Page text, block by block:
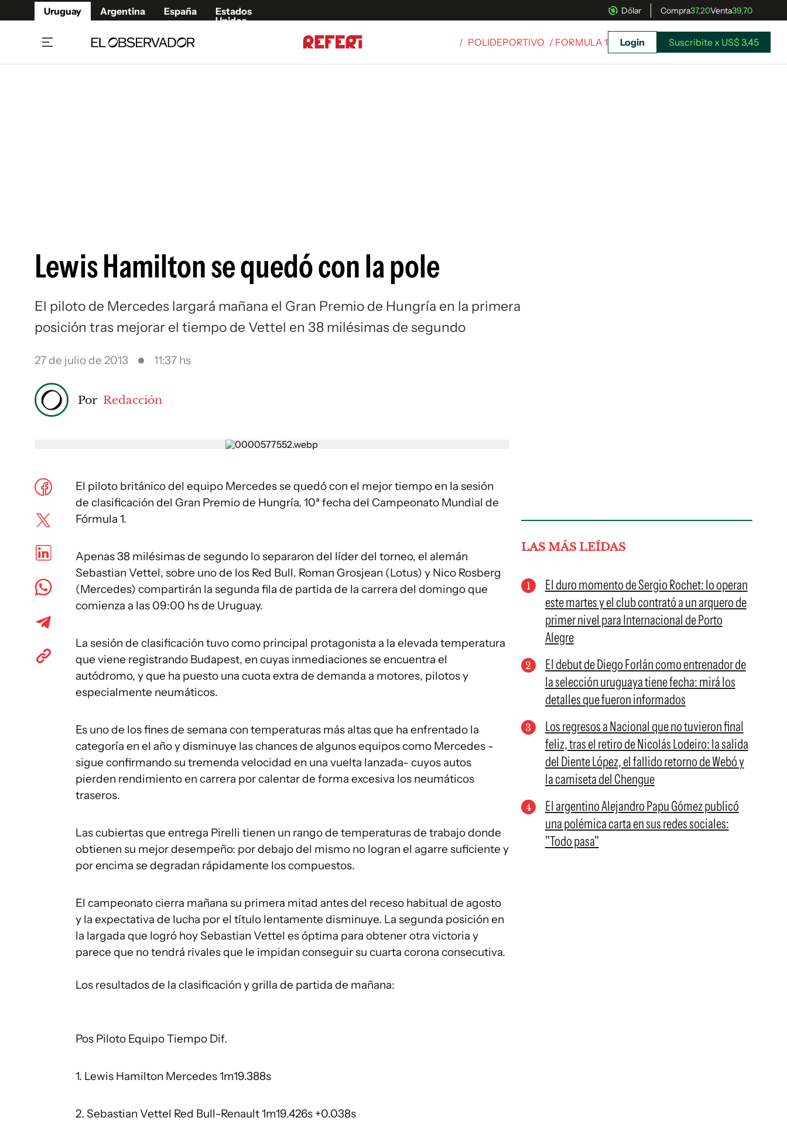
Uruguay Argentina España
Estados
Unidos
Dólar Compra37,20Venta39,70
/ POLIDEPORTIVO / FORMULA 1 Login Suscribite x US$ 3,45
Lewis Hamilton se quedó con la pole
El piloto de Mercedes largará mañana el Gran Premio de Hungría en la primera
posición tras mejorar el tiempo de Vettel en 38 milésimas de segundo
27 de julio de 2013 11:37 hs
Por Redacción
El piloto británico del equipo Mercedes se quedó con el mejor tiempo en la sesión
de clasificación del Gran Premio de Hungría, 10ª fecha del Campeonato Mundial de
Fórmula 1.
Apenas 38 milésimas de segundo lo separaron del líder del torneo, el alemán
Sebastian Vettel, sobre uno de los Red Bull. Roman Grosjean (Lotus) y Nico Rosberg
(Mercedes) compartirán la segunda fila de partida de la carrera del domingo que
comienza a las 09:00 hs de Uruguay.
La sesión de clasificación tuvo como principal protagonista a la elevada temperatura
que viene registrando Budapest, en cuyas inmediaciones se encuentra el
autódromo, y que ha puesto una cuota extra de demanda a motores, pilotos y
especialmente neumáticos.
Es uno de los fines de semana con temperaturas más altas que ha enfrentado la
categoría en el año y disminuye las chances de algunos equipos como Mercedes -
sigue confirmando su tremenda velocidad en una vuelta lanzada- cuyos autos
pierden rendimiento en carrera por calentar de forma excesiva los neumáticos
traseros.
Las cubiertas que entrega Pirelli tienen un rango de temperaturas de trabajo donde
obtienen su mejor desempeño: por debajo del mismo no logran el agarre suficiente y
por encima se degradan rápidamente los compuestos.
El campeonato cierra mañana su primera mitad antes del receso habitual de agosto
y la expectativa de lucha por el título lentamente disminuye. La segunda posición en
la largada que logró hoy Sebastian Vettel es óptima para obtener otra victoria y
parece que no tendrá rivales que le impidan conseguir su cuarta corona consecutiva.
Los resultados de la clasificación y grilla de partida de mañana:
Pos Piloto Equipo Tiempo Dif.
1. Lewis Hamilton Mercedes 1m19.388s
2. Sebastian Vettel Red Bull-Renault 1m19.426s +0.038s
LAS MÁS LEÍDAS
El duro momento de Sergio Rochet: lo operan
este martes y el club contrató a un arquero de
primer nivel para Internacional de Porto
Alegre
El debut de Diego Forlán como entrenador de
la selección uruguaya tiene fecha: mirá los
detalles que fueron informados
Los regresos a Nacional que no tuvieron final
feliz, tras el retiro de Nicolás Lodeiro: la salida
del Diente López, el fallido retorno de Webó y
la camiseta del Chengue
El argentino Alejandro Papu Gómez publicó
una polémica carta en sus redes sociales:
"Todo pasa"